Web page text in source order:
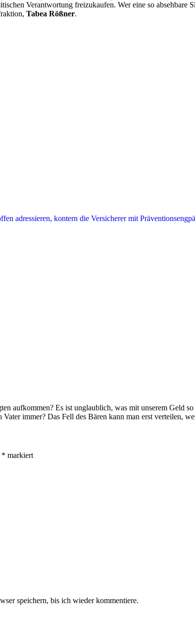
Verantwortung freizukaufen. Wer eine so absehbare
Tabea Rößner.
aufkommen? Es ist unglaublich, was mit unserem Geld
immer? Das Fell des Bären kann man erst verteilen,
* markiert
speichern, bis ich wieder kommentiere.